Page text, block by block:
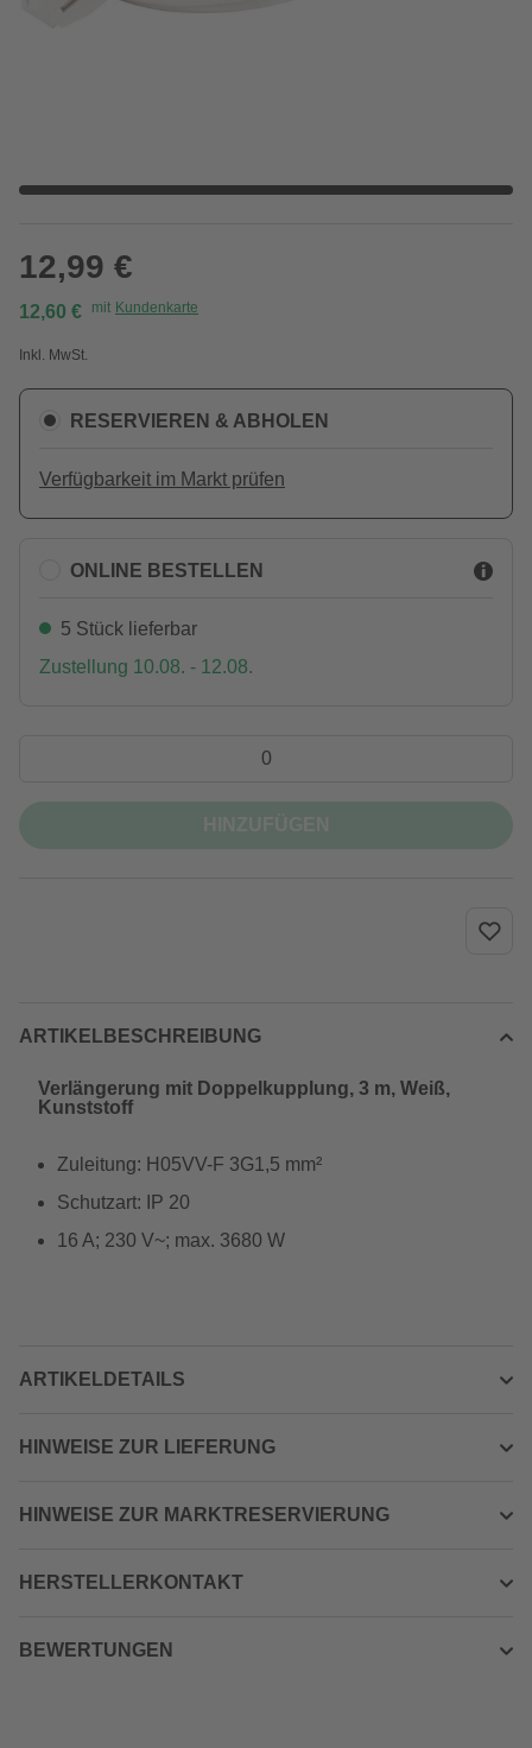
12,99 €
12,60 € mit Kundenkarte
Inkl. MwSt.
RESERVIEREN & ABHOLEN
Verfügbarkeit im Markt prüfen
ONLINE BESTELLEN
5 Stück lieferbar
Zustellung 10.08. - 12.08.
ARTIKELBESCHREIBUNG
Verlängerung mit Doppelkupplung, 3 m, Weiß,
Kunststoff
Zuleitung: H05VV-F 3G1,5 mm²
Schutzart: IP 20
16 A; 230 V~; max. 3680 W
ARTIKELDETAILS
HINWEISE ZUR LIEFERUNG
HINWEISE ZUR MARKTRESERVIERUNG
HERSTELLERKONTAKT
BEWERTUNGEN